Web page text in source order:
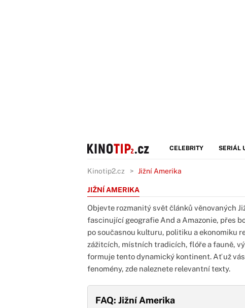
CELEBRITY SERIÁL
Kinotip2.cz Jižní Amerika
JIŽNÍ AMERIKA
Objevte rozmanitý svět článků věnovaných
fascinující geografie And a Amazonie, přes
po současnou kulturu, politiku a ekonomiku
zážitcích, místních tradicích, flóře a fauně,
formuje tento dynamický kontinent. Ať už
fenomény, zde naleznete relevantní texty.
FAQ: Jižní Amerika